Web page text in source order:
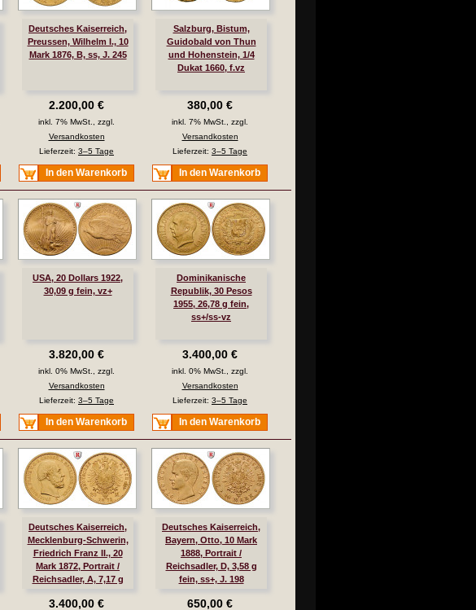
Deutsches Kaiserreich,
Preussen, Wilhelm I., 10
Mark 1876, B, ss, J. 245
2.200,00 €
inkl. 7% MwSt., zzgl.
Versandkosten
Lieferzeit: 3–5 Tage
In den Warenkorb
Salzburg, Bistum,
Guidobald von Thun
und Hohenstein, 1/4
Dukat 1660, f.vz
380,00 €
inkl. 7% MwSt., zzgl.
Versandkosten
Lieferzeit: 3–5 Tage
In den Warenkorb
USA, 20 Dollars 1922,
30,09 g fein, vz+
3.820,00 €
inkl. 0% MwSt., zzgl.
Versandkosten
Lieferzeit: 3–5 Tage
In den Warenkorb
Dominikanische
Republik, 30 Pesos
1955, 26,78 g fein,
ss+/ss-vz
3.400,00 €
inkl. 0% MwSt., zzgl.
Versandkosten
Lieferzeit: 3–5 Tage
In den Warenkorb
Deutsches Kaiserreich,
Mecklenburg-Schwerin,
Friedrich Franz II., 20
Mark 1872, Portrait /
Reichsadler, A, 7,17 g
3.400,00 €
Deutsches Kaiserreich,
Bayern, Otto, 10 Mark
1888, Portrait /
Reichsadler, D, 3,58 g
fein, ss+, J. 198
650,00 €